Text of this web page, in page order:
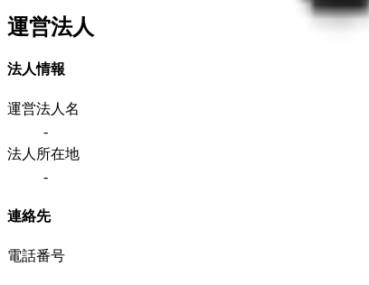
運営法人
法人情報
運営法人名
-
法人所在地
-
連絡先
電話番号